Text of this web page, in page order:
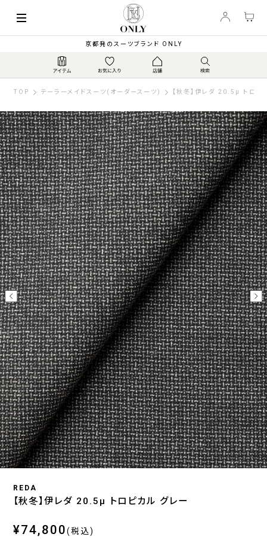
京都発のスーツブランド ONLY
TOP テーラーメイドスーツ(オーダースーツ) 【秋冬】伊レダ 20.5μ トロピ
REDA
【秋冬】伊レダ 20.5μ トロピカル グレー
¥74,800(税込)